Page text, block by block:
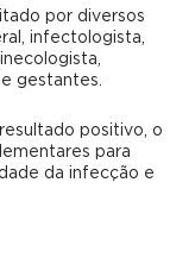
por diversos
infectologista,
gestantes.
positivo, o
para
da infecção e